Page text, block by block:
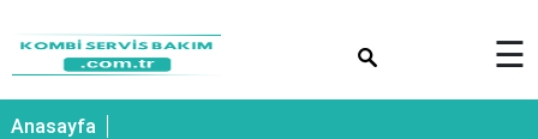
☰
Anasayfa